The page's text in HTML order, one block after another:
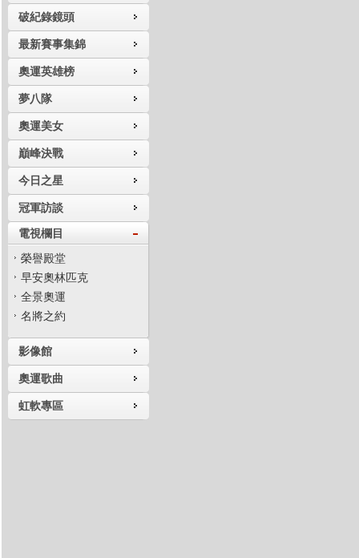
破紀錄鏡頭
最新賽事集錦
奧運英雄榜
夢八隊
奧運美女
巔峰決戰
今日之星
冠軍訪談
電視欄目
榮譽殿堂
早安奧林匹克
全景奧運
名將之約
影像館
奧運歌曲
虹軟專區